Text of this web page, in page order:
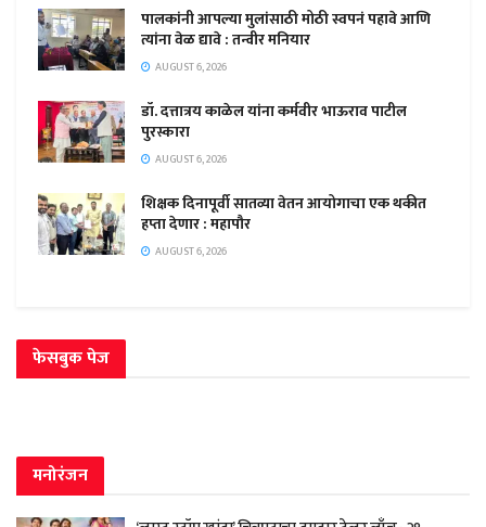
पालकांनी आपल्या मुलांसाठी मोठी स्वपनं पहावे आणि
त्यांना वेळ द्यावे : तन्वीर मनियार
AUGUST 6, 2026
डॉ. दत्तात्रय काळेल यांना कर्मवीर भाऊराव पाटील
पुरस्कारा
AUGUST 6, 2026
शिक्षक दिनापूर्वी सातव्या वेतन आयोगाचा एक थकीत
हप्ता देणार : महापौर
AUGUST 6, 2026
फेसबुक पेज
मनोरंजन